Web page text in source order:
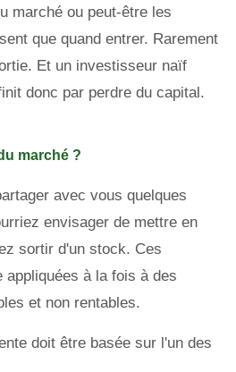
marché ou peut-être les
que quand entrer. Rarement
Et un investisseur naïf
donc par perdre du capital.
marché ?
avec vous quelques
envisager de mettre en
sortir d'un stock. Ces
à la fois à des
et non rentables.
doit être basée sur l'un des